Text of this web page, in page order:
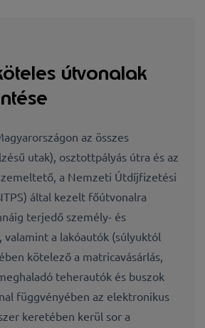
útvonalak
az összes
utak), osztottpályás útra és az
a Nemzeti Útdíjfizetési
által kezelt főútvonalra
terjedő személy- és
a lakóautók (súlyuktól
kötelező a matricavásárlás,
teherautók és buszok
függvényében az elektronikus
keretében kerül sor a